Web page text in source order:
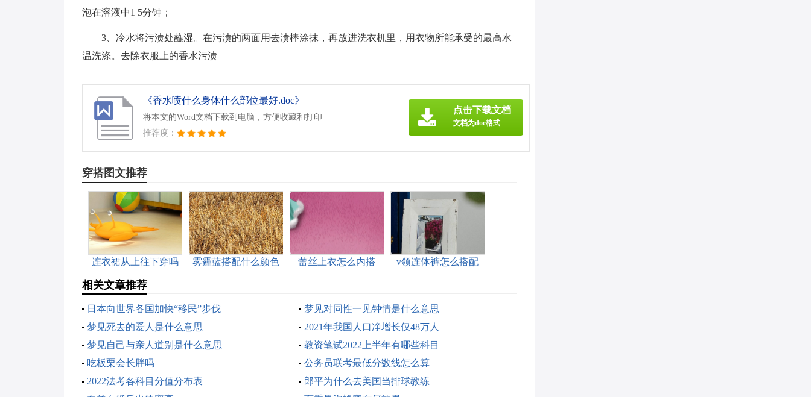
泡在溶液中1 5分钟；
3、冷水将污渍处蘸湿。在污渍的两面用去渍棒涂抹，再放进洗衣机里，用衣物所能承受的最高水
温洗涤。去除衣服上的香水污渍
《香水喷什么身体什么部位最好.doc》
将本文的Word文档下载到电脑，方便收藏和打印
推荐度：
点击下载文档
文档为doc格式
穿搭图文推荐
连衣裙从上往下穿吗
雾霾蓝搭配什么颜色
蕾丝上衣怎么内搭 v领连体裤怎么搭配
相关文章推荐
日本向世界各国加快“移民”步伐
梦见对同性一见钟情是什么意思
梦见死去的爱人是什么意思
2021年我国人口净增长仅48万人
梦见自己与亲人道别是什么意思
教资笔试2022上半年有哪些科目
吃板栗会长胖吗
公务员联考最低分数线怎么算
2022法考各科目分值分布表
郎平为什么去美国当排球教练